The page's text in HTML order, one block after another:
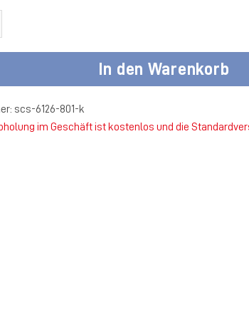
In den Warenkorb
scs-6126-801-k
im Geschäft ist kostenlos und die